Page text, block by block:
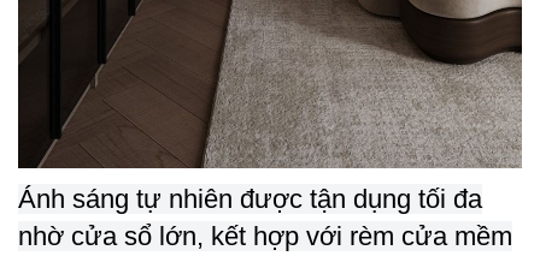
Ánh sáng tự nhiên được tận dụng tối đa
nhờ cửa sổ lớn, kết hợp với rèm cửa mềm